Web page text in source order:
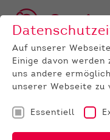
BULLEN
Magnum
X
Auf unserer
Einige davon
uns andere
unserer Webseite zu
Essentiell